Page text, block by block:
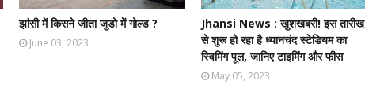
झांसी में किसने जीता जुडो में गोल्ड ?
June 03, 2023
Jhansi News : खुशखबरी! इस तारीख
से शुरू हो रहा है ध्यानचंद स्टेडियम का
स्विमिंग पूल, जानिए टाइमिंग और फीस
May 05, 2023